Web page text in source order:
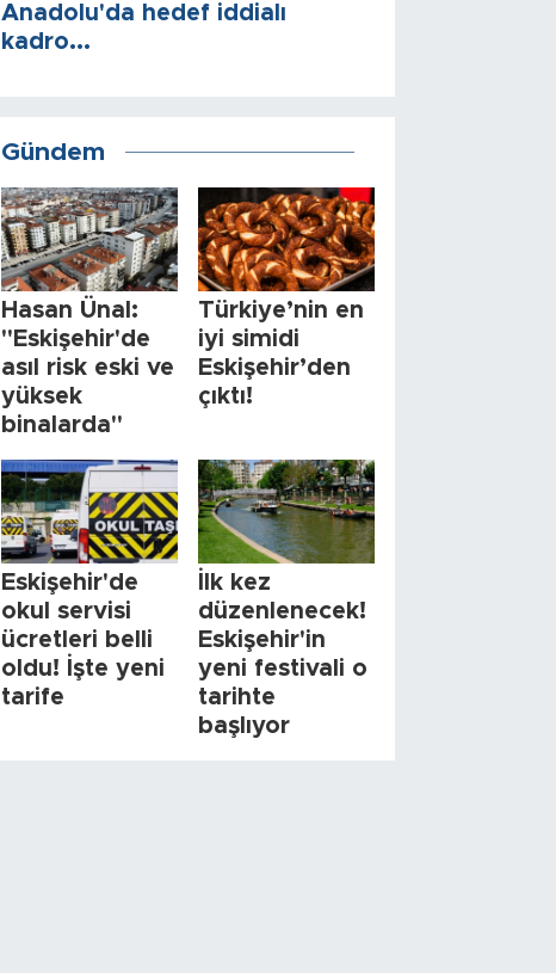
Anadolu'da hedef iddialı
kadro...
Gündem
Hasan Ünal:
"Eskişehir'de
asıl risk eski ve
yüksek
binalarda"
Türkiye’nin en
iyi simidi
Eskişehir’den
çıktı!
Eskişehir'de
okul servisi
ücretleri belli
oldu! İşte yeni
tarife
İlk kez
düzenlenecek!
Eskişehir'in
yeni festivali o
tarihte
başlıyor